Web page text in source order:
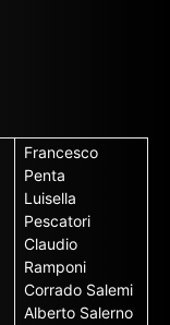
Francesco
Penta
Luisella
Pescatori
Claudio
Ramponi
Corrado Salemi
Alberto Salerno